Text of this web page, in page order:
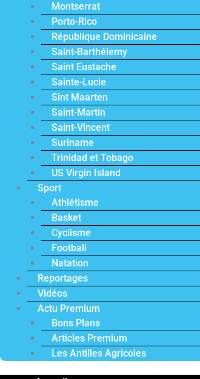
Montserrat
Porto-Rico
République Dominicaine
Saint-Barthélemy
Saint Eustache
Sainte-Lucie
Sint Maarten
Saint-Martin
Saint-Vincent
Suriname
Trinidad et Tobago
US Virgin Island
Sport
Athlétisme
Basket
Cyclisme
Football
Natation
Reportages
Vidéos
Actu Premium
Bons Plans
Articles Premium
Les Antilles Agricoles